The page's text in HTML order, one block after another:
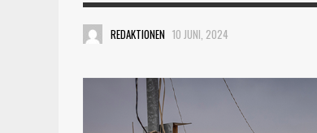
REDAKTIONEN 10 JUNI, 2024